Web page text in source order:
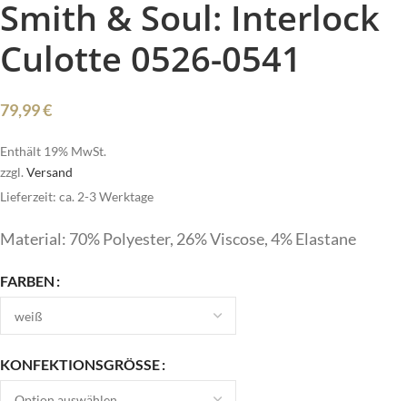
Smith & Soul: Interlock
Culotte 0526-0541
79,99€
Enthält 19% MwSt.
zzgl. Versand
Lieferzeit: ca. 2-3 Werktage
Material: 70% Polyester, 26% Viscose, 4% Elastane
FARBEN
KONFEKTIONSGRÖSSE